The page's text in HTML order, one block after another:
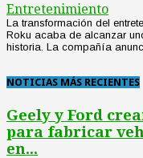
Entretenimiento
La transformación del
Roku acaba de alcanzar
historia. La compañía
NOTICIAS MÁS RECIENTES
Geely y Ford
para fabricar
en...